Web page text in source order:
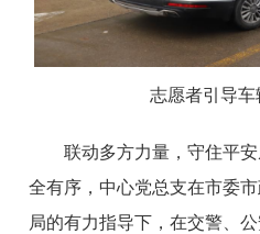
志愿者引 导车
联动多方力量，守住平
全有序，中心党总支在市委
局的有力指导下，在交警、